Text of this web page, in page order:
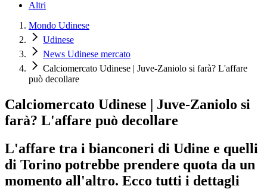
Altri
Mondo Udinese
Udinese
News Udinese mercato
Calciomercato Udinese | Juve-Zaniolo si farà? L'affare
può decollare
Calciomercato Udinese | Juve-Zaniolo si
farà? L'affare può decollare
L'affare tra i bianconeri di Udine e quelli
di Torino potrebbe prendere quota da un
momento all'altro. Ecco tutti i dettagli